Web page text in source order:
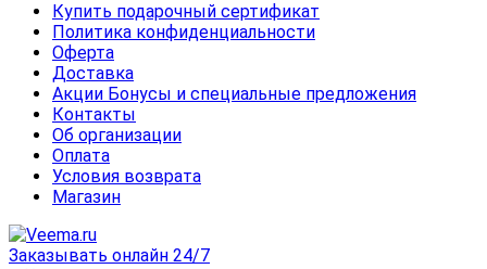
Купить подарочный сертификат
Политика конфиденциальности
Оферта
Доставка
Акции Бонусы и специальные предложения
Контакты
Об организации
Оплата
Условия возврата
Магазин
Заказывать онлайн 24/7